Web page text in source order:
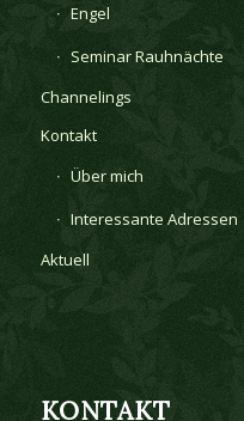
Engel
Seminar Rauhnächte
Channelings
Kontakt
Über mich
Interessante Adressen
Aktuell
KONTAKT